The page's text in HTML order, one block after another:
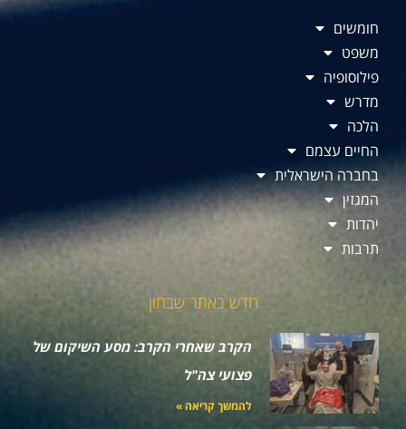
חומשים
משפט
פילוסופיה
מדרש
הלכה
החיים עצמם
בחברה הישראלית
המגזין
יהדות
תרבות
חדש באתר שבתון
הקרב שאחרי הקרב: מסע השיקום של
פצועי צה"ל
להמשך קריאה »